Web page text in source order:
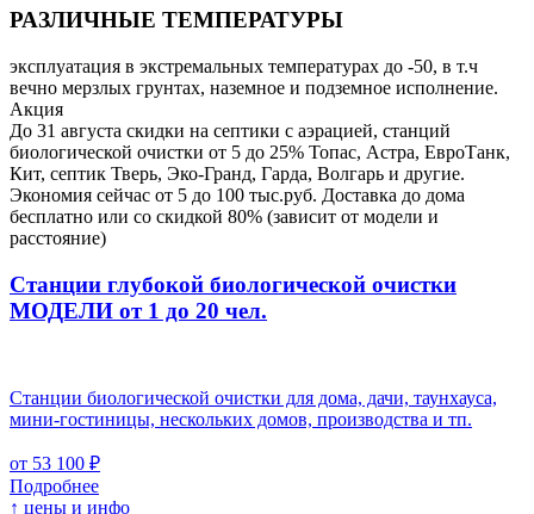
РАЗЛИЧНЫЕ ТЕМПЕРАТУРЫ
эксплуатация в экстремальных температурах до -50, в т.ч
вечно мерзлых грунтах, наземное и подземное исполнение.
Акция
До 31 августа скидки на септики с аэрацией, станций
биологической очистки от 5 до 25% Топас, Астра, ЕвроТанк,
Кит, септик Тверь, Эко-Гранд, Гарда, Волгарь и другие.
Экономия сейчас от 5 до 100 тыс.руб. Доставка до дома
бесплатно или со скидкой 80% (зависит от модели и
расстояние)
Станции глубокой биологической очистки
МОДЕЛИ от 1 до 20 чел.
Станции биологической очистки для дома, дачи, таунхауса,
мини-гостиницы, нескольких домов, производства и тп.
от 53 100 ₽
Подробнее
↑ цены и инфо